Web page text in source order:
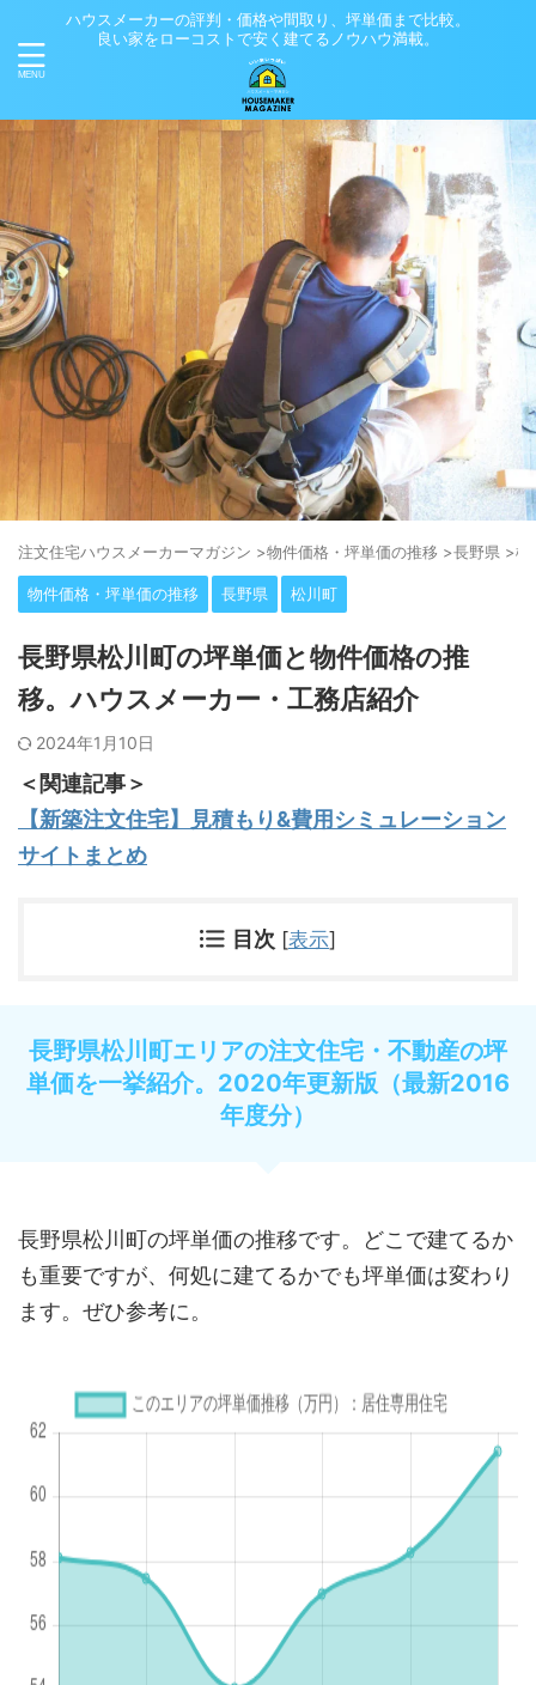
ハウスメーカーの評判・価格や間取り、坪単価まで比較。
良い家をローコストで安く建てるノウハウ満載。
注⽂住宅ハウスメーカーマガジン >物件価格・坪単価の推移 >長野県 >松
物件価格・坪単価の推移 長野県 松川町
長野県松川町の坪単価と物件価格の推
移。ハウスメーカー・工務店紹介
2024年1月10日
＜関連記事＞
【新築注文住宅】見積もり&費用シミュレーション
サイトまとめ
目次 [表示]
長野県松川町エリアの注文住宅・不動産の坪
単価を一挙紹介。2020年更新版（最新2016
年度分）
長野県松川町の坪単価の推移です。どこで建てるか
も重要ですが、何処に建てるかでも坪単価は変わり
ます。ぜひ参考に。